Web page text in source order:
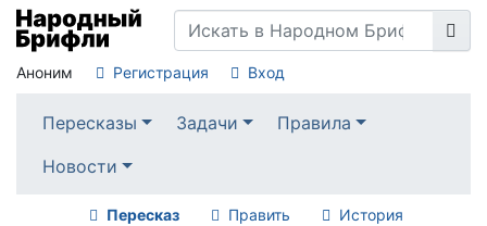
Аноним Регистрация Вход
Пересказы Задачи
Правила
Новости
Пересказ Править История